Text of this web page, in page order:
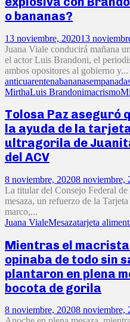
o bananas?
13 noviembre, 202013
Juana Viale conducirá mañana
el actor Luis Brandoni, el
ambos opositores al gobierno y...
anticuarentenabananas
MirthaLuis Brandonimacrismo
Tolosa Paz aseguró
la ayuda de la
ultragorila de
del ACV
8 noviembre, 20208 noviembre,
La titular del Consejo Federal
mesaza, un refuerzo de la
marco,...
Juana VialeMesazatarjeta
Mientras el macrista
opinaba de todo sin
plantaron en plena
bocota de gorila
8 noviembre, 20208 noviembre,